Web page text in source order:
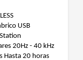
USB
20Hz - 40 kHz
Hasta 20 horas